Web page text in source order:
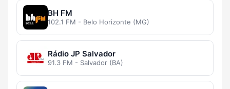
BH FM
102.1 FM - Belo Horizonte (MG)
Rádio JP Salvador
91.3 FM - Salvador (BA)